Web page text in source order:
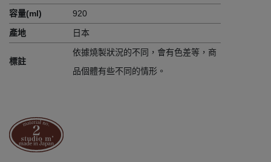
容量(ml)
920
產地
日本
標註
依據燒製狀況的不同，會有色差等，商
品個體有些不同的情形。